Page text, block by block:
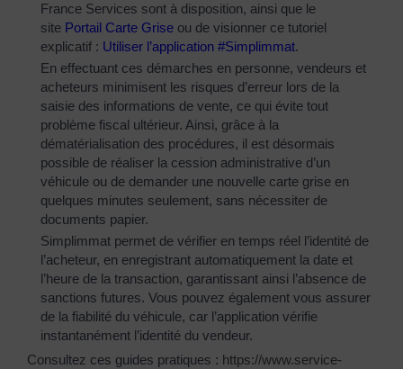
France Services sont à disposition, ainsi que le
site Portail Carte Grise ou de visionner ce tutoriel
explicatif : Utiliser l’application #Simplimmat.
En effectuant ces démarches en personne, vendeurs et
acheteurs minimisent les risques d’erreur lors de la
saisie des informations de vente, ce qui évite tout
problème fiscal ultérieur. Ainsi, grâce à la
dématérialisation des procédures, il est désormais
possible de réaliser la cession administrative d’un
véhicule ou de demander une nouvelle carte grise en
quelques minutes seulement, sans nécessiter de
documents papier.
Simplimmat permet de vérifier en temps réel l’identité de
l’acheteur, en enregistrant automatiquement la date et
l’heure de la transaction, garantissant ainsi l’absence de
sanctions futures. Vous pouvez également vous assurer
de la fiabilité du véhicule, car l’application vérifie
instantanément l’identité du vendeur.
Consultez ces guides pratiques : https://www.service-